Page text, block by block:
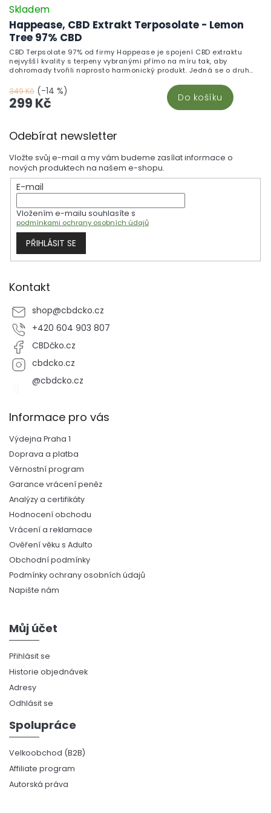
Happease, CBD Extrakt Terposolate - Lemon
Tree 97% CBD
Skladem
349 Kč (-14 %)
299 Kč Do košíku
CBD Terpsolate 97% od firmy Happease je spojení CBD extraktu
nejvyšší kvality s terpeny vybranými přímo na míru tak, aby
dohromady tvořili naprosto harmonický produkt. Jedná se o druh
koncentrátu, který se podobá většímu krystalu a není tak tvrdý, jak
by se na první pohled zdálo. Lemon Tree Objevte osvěžující závan
se směsí Lemon Tree. Super Lemon Haze sativa-dominantní hybrid,
vytvořený křížením Lemon Skunk a Super Silver Haze, nabízí
ale také interagují s tělesnými kanabinoidními receptory, zejména
s CB2 receptorem.
Odebírat newsletter
Vložte svůj e-mail a my vám budeme zasílat informace o
nových produktech na našem e-shopu.
E-mail
Vložením e-mailu souhlasíte s
podmínkami ochrany osobních údajů
PŘIHLÁSIT SE
Kontakt
shop@cbdcko.cz
+420 604 903 807
CBDčko.cz
cbdcko.cz
@cbdcko.cz
Informace pro vás
Výdejna Praha 1
Doprava a platba
Věrnostní program
Garance vrácení peněz
Analýzy a certifikáty
Hodnocení obchodu
Vrácení a reklamace
Ověření věku s Adulto
Obchodní podmínky
Podmínky ochrany osobních údajů
Napište nám
Můj účet
Přihlásit se
Historie objednávek
Adresy
Odhlásit se
Spolupráce
Velkoobchod (B2B)
Affiliate program
Autorská práva